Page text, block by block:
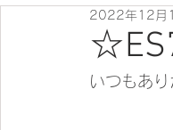
2022年12月
いつもあり